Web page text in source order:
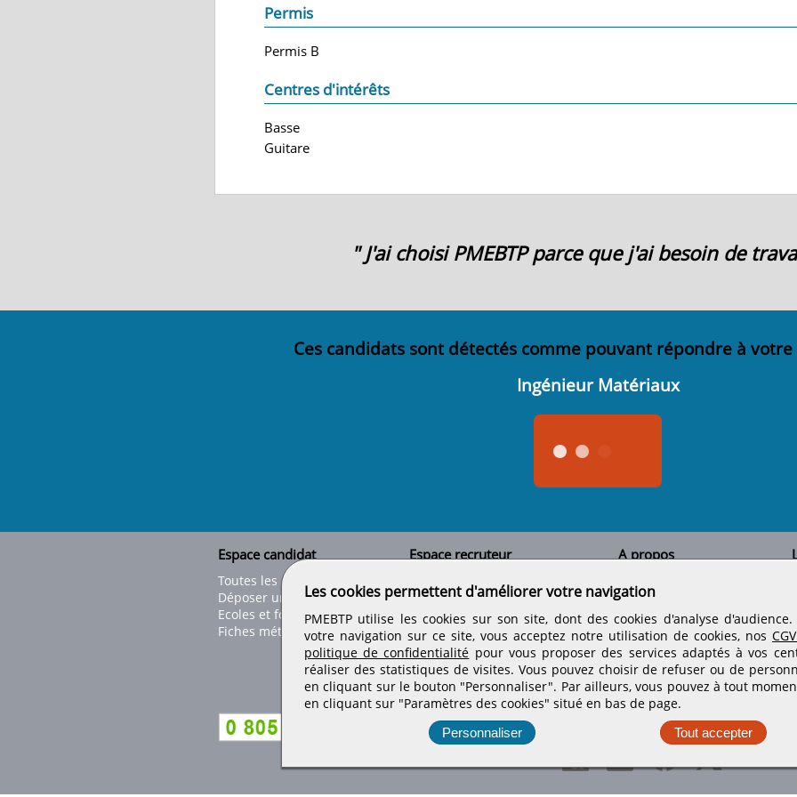
Permis
Permis B
Centres d'intérêts
Basse
Guitare
" J'ai choisi PMEBTP parce que j'ai besoin de
Ces candidats sont détectés comme pouvant répondre à
Ingénieur Matériaux
Espace candidat
Toutes les offres
Déposer un CV
Ecoles et formations
Fiches métiers
Espace recruteur
Tous les candidats
Déposer une annonce
Déposer une offre de stage
Nos tarifs
A propos
Contactez-nous
Nos partenaires
Informations légales
Conditions générales
Rejoignez nos équipes
Retrouvez-nous sur les réseaux sociaux
Les cookies permettent d'améliorer votre navigation
PMEBTP utilise les cookies sur son site, dont des cookies d'analyse
votre navigation sur ce site, vous acceptez notre utilisation de cookies, nos
politique de confidentialité pour vous proposer des services adaptés à vos
réaliser des statistiques de visites. Vous pouvez choisir de refuser ou de
en cliquant sur le bouton "Personnaliser". Par ailleurs, vous pouvez à tout
en cliquant sur "Paramètres des cookies" situé en bas de page.
Personnaliser Tout accepter